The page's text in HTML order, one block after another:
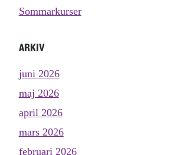
Sommarkurser
ARKIV
juni 2026
maj 2026
april 2026
mars 2026
februari 2026